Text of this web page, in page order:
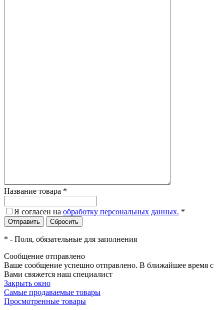
Название товара *
Я согласен на обработку персональных данных. *
* - Поля, обязательные для заполнения
Сообщение отправлено
Ваше сообщение успешно отправлено. В ближайшее время с
Вами свяжется наш специалист
Закрыть окно
Самые продаваемые товары
Просмотренные товары